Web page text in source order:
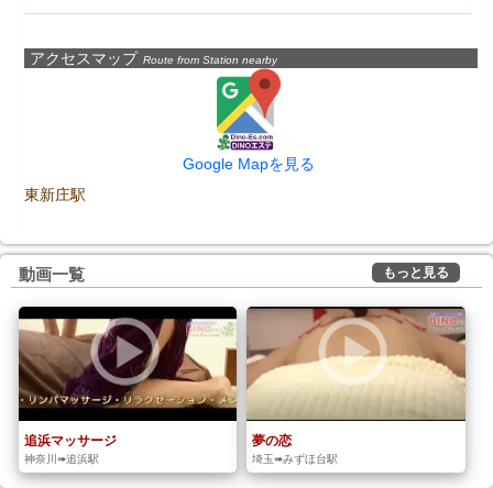
アクセスマップ Route from Station nearby
Google Mapを見る
東新庄駅
動画一覧 もっと見る
追浜マッサージ
神奈川➠追浜駅
夢の恋
埼玉➠みずほ台駅